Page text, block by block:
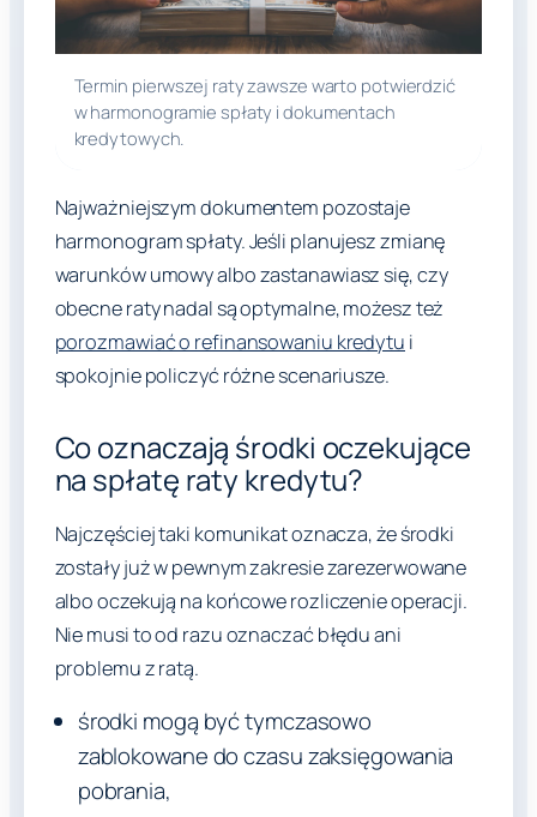
Termin pierwszej raty zawsze warto potwierdzić
w harmonogramie spłaty i dokumentach
kredytowych.
Najważniejszym dokumentem pozostaje
harmonogram spłaty. Jeśli planujesz zmianę
warunków umowy albo zastanawiasz się, czy
obecne raty nadal są optymalne, możesz też
porozmawiać o refinansowaniu kredytu i
spokojnie policzyć różne scenariusze.
Co oznaczają środki oczekujące
na spłatę raty kredytu?
Najczęściej taki komunikat oznacza, że środki
zostały już w pewnym zakresie zarezerwowane
albo oczekują na końcowe rozliczenie operacji.
Nie musi to od razu oznaczać błędu ani
problemu z ratą.
środki mogą być tymczasowo
zablokowane do czasu zaksięgowania
pobrania,